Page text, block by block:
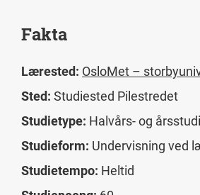
Fakta
Lærested: OsloMet –
Sted: Studiested Pilestredet
Studietype: Halvårs- og
Studieform: Undervisning ved
Studietempo: Heltid